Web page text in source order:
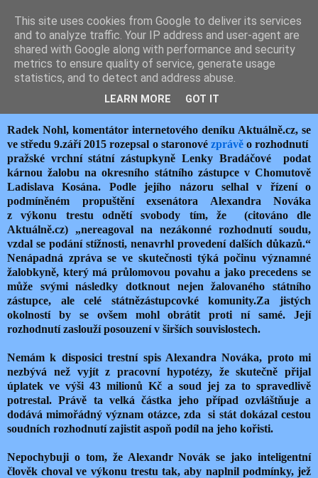
JEMELIK ZDENĚK
čtvrtek 10. září 2015
ŽALOBKYNĚ NA VÁLEČNÉ STEZCE
Radek Nohl, komentátor internetového deníku Aktuálně.cz, se
ve středu 9.září 2015 rozepsal o staronové zprávěo rozhodnutí
pražské vrchní státní zástupkyně Lenky Bradáčové podat
kárnou žalobu na okresního státního zástupce v Chomutově
Ladislava Kosána. Podle jejího názoru selhal v řízení o
podmíněném propuštění exsenátora Alexandra Nováka
z výkonu trestu odnětí svobody tím, že (citováno dle
Aktuálně.cz) „nereagoval na nezákonné rozhodnutí soudu,
vzdal se podání stížnosti, nenavrhl provedení dalších důkazů.“
Nenápadná zpráva se ve skutečnosti týká počinu významné
žalobkyně, který má průlomovou povahu a jako precedens se
může svými následky dotknout nejen žalovaného státního
zástupce, ale celé státnězástupcovké komunity.Za jistých
okolností by se ovšem mohl obrátit proti ní samé. Její
rozhodnutí zaslouží posouzení v širších souvislostech.
Nemám k disposici trestní spis Alexandra Nováka, proto mi
nezbývá než vyjít z pracovní hypotézy, že skutečně přijal
úplatek ve výši 43 milionů Kč a soud jej za to spravedlivě
potrestal. Právě ta velká částka jeho případ ozvláštňuje a
dodává mimořádný význam otázce, zda si stát dokázal cestou
soudních rozhodnutí zajistit aspoň podíl na jeho kořisti.
Nepochybuji o tom, že Alexandr Novák se jako inteligentní
člověk choval ve výkonu trestu tak, aby naplnil podmínky, jež
This site uses cookies from Google to deliver its services
and to analyze traffic. Your IP address and user-agent are
shared with Google along with performance and security
metrics to ensure quality of service, generate usage
statistics, and to detect and address abuse.
LEARN MORE GOT IT